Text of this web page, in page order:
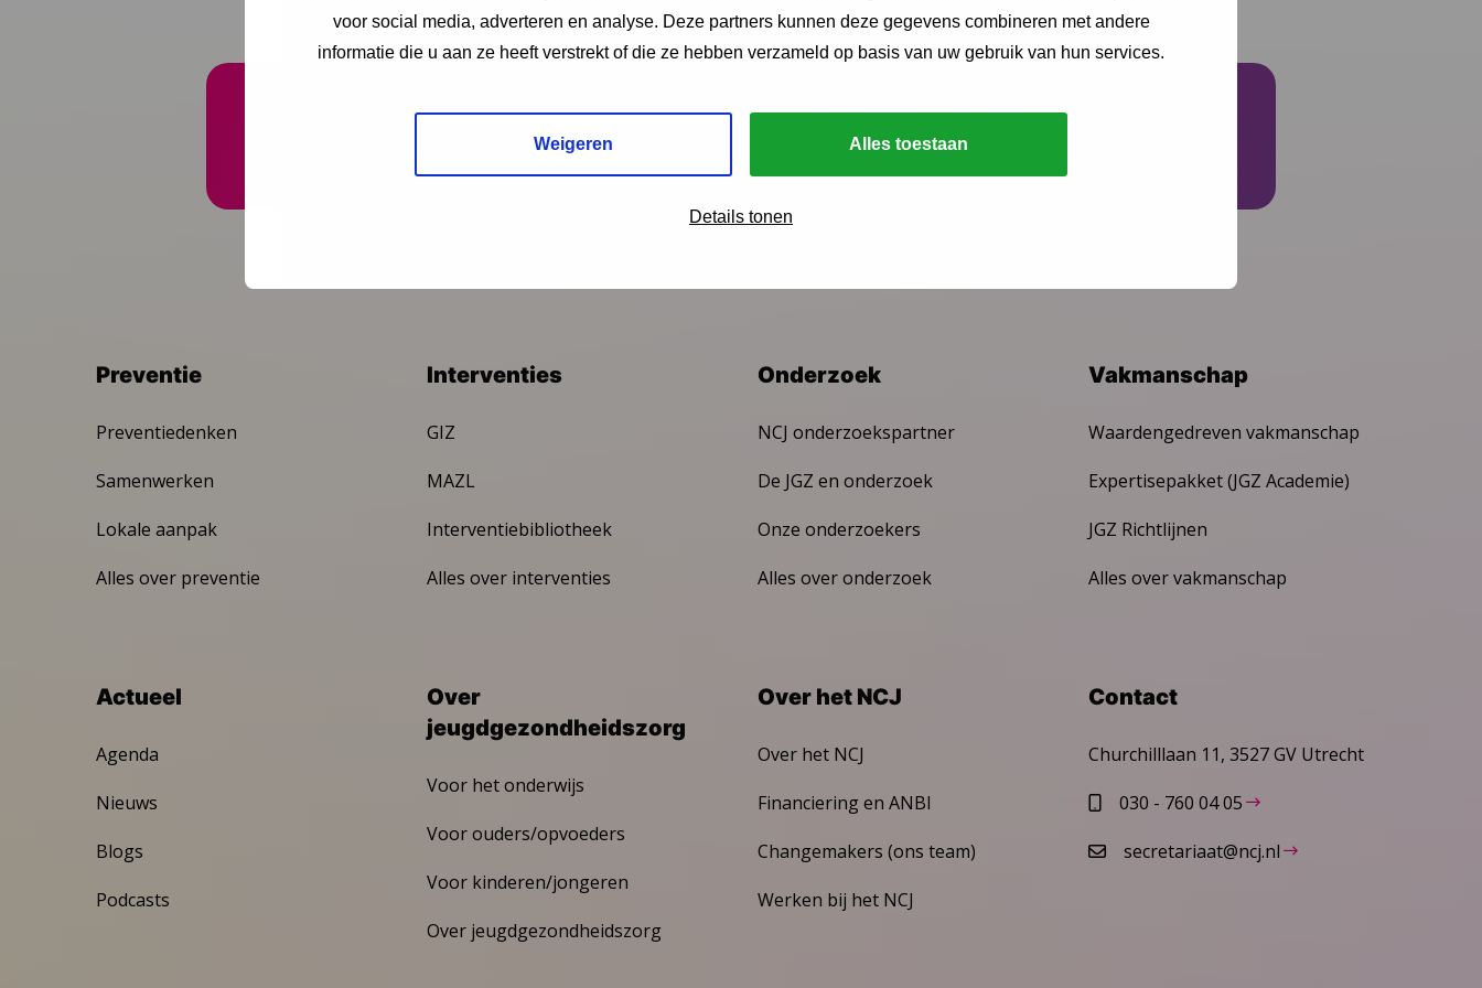
voor social media, adverteren en analyse. Deze partners kunnen deze gegevens combineren met andere
informatie die u aan ze heeft verstrekt of die ze hebben verzameld op basis van uw gebruik van hun services.
Weigeren Alles toestaan
Details tonen
Onze nieuwsbrief ontvangen?
Preventie
Preventiedenken
Samenwerken
Lokale aanpak
Alles over preventie
Interventies
GIZ
MAZL
Interventiebibliotheek
Alles over interventies
Onderzoek
NCJ onderzoekspartner
De JGZ en onderzoek
Onze onderzoekers
Alles over onderzoek
Vakmanschap
Waardengedreven vakmanschap
Expertisepakket (JGZ Academie)
JGZ Richtlijnen
Alles over vakmanschap
Actueel
Agenda
Nieuws
Blogs
Podcasts
Over
jeugdgezondheidszorg
Voor het onderwijs
Voor ouders/opvoeders
Voor kinderen/jongeren
Over jeugdgezondheidszorg
Over het NCJ
Over het NCJ
Financiering en ANBI
Changemakers (ons team)
Werken bij het NCJ
Contact
Churchilllaan 11, 3527 GV Utrecht
030 - 760 04 05
secretariaat@ncj.nl